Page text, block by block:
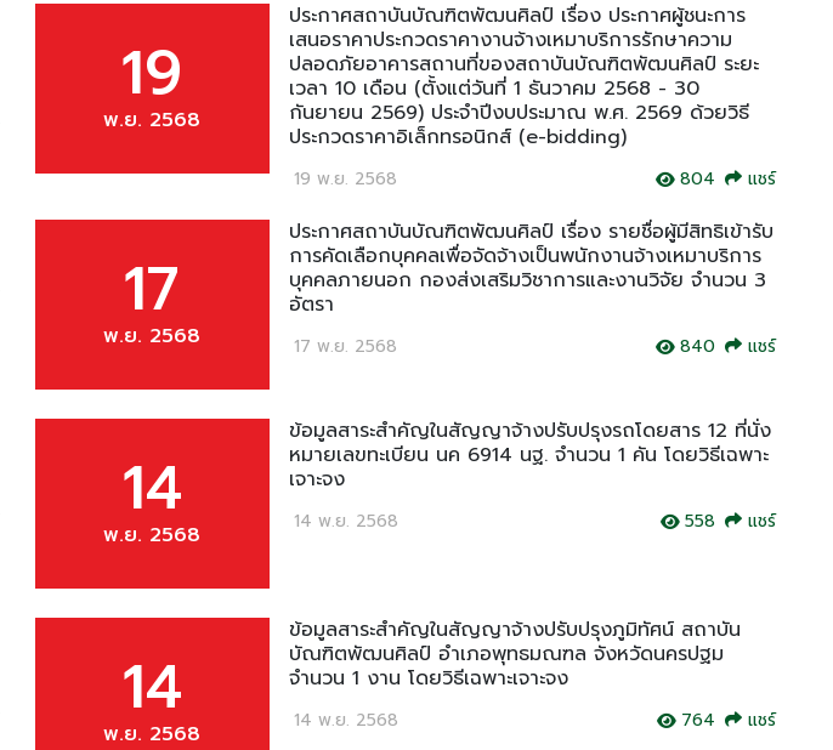
19
พ.ย. 2568
ประกาศสถาบันบัณฑิตพัฒนศิลป์ เรื่อง ประกาศผู้ชนะการ
เสนอราคาประกวดราคางานจ้างเหมาบริการรักษาความ
ปลอดภัยอาคารสถานที่ของสถาบันบัณฑิตพัฒนศิลป์ ระยะ
เวลา 10 เดือน (ตั้งแต่วันที่ 1 ธันวาคม 2568 - 30
กันยายน 2569) ประจำปีงบประมาณ พ.ศ. 2569 ด้วยวิธี
ประกวดราคาอิเล็กทรอนิกส์ (e-bidding)
19 พ.ย. 2568 804 แชร์
17
พ.ย. 2568
ประกาศสถาบันบัณฑิตพัฒนศิลป์ เรื่อง รายชื่อผู้มีสิทธิเข้ารับ
การคัดเลือกบุคคลเพื่อจัดจ้างเป็นพนักงานจ้างเหมาบริการ
บุคคลภายนอก กองส่งเสริมวิชาการและงานวิจัย จำนวน 3
อัตรา
17 พ.ย. 2568 840 แชร์
14
พ.ย. 2568
ข้อมูลสาระสำคัญในสัญญาจ้างปรับปรุงรถโดยสาร 12 ที่นั่ง
หมายเลขทะเบียน นค 6914 นฐ. จำนวน 1 คัน โดยวิธีเฉพาะ
เจาะจง
14 พ.ย. 2568 558 แชร์
14
พ.ย. 2568
ข้อมูลสาระสำคัญในสัญญาจ้างปรับปรุงภูมิทัศน์ สถาบัน
บัณฑิตพัฒนศิลป์ อำเภอพุทธมณฑล จังหวัดนครปฐม
จำนวน 1 งาน โดยวิธีเฉพาะเจาะจง
14 พ.ย. 2568 764 แชร์